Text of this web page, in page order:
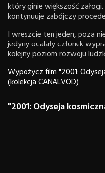
który ginie większość
kontynuuje zabójczy
I wreszcie ten jeden, poza
jedyny ocalały członek
kolejny poziom rozwoju
Wypożycz film "2001:
(kolekcja CANALVOD).
"2001: Odyseja